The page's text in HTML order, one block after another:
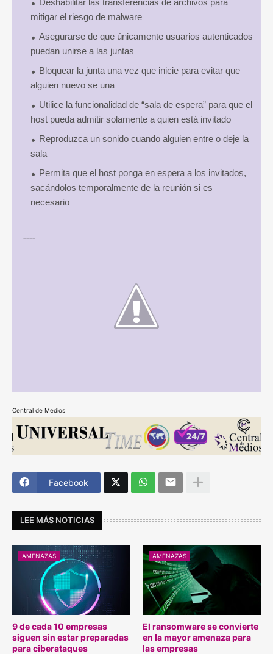
Deshabilitar las transferencias de archivos para
mitigar el riesgo de malware
Asegurarse de que únicamente usuarios autenticados
puedan unirse a las juntas
Bloquear la junta una vez que inicie para evitar que
alguien nuevo se una
Utilice la funcionalidad de “sala de espera” para que el
host pueda admitir solamente a quien está invitado
Reproduzca un sonido cuando alguien entre o deje la
sala
Permita que el host ponga en espera a los invitados,
sacándolos temporalmente de la reunión si es
necesario
----
Central de Medios
Facebook
LEE MÁS NOTICIAS
AMENAZAS
9 de cada 10 empresas
siguen sin estar preparadas
para ciberataques
AMENAZAS
El ransomware se convierte
en la mayor amenaza para
las empresas